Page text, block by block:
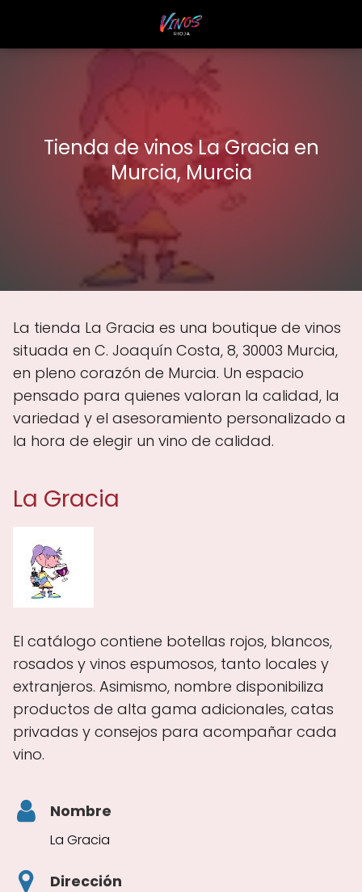
Tienda de vinos La Gracia en
Murcia, Murcia
La tienda La Gracia es una boutique de vinos
situada en C. Joaquín Costa, 8, 30003 Murcia,
en pleno corazón de Murcia. Un espacio
pensado para quienes valoran la calidad, la
variedad y el asesoramiento personalizado a
la hora de elegir un vino de calidad.
La Gracia
El catálogo contiene botellas rojos, blancos,
rosados y vinos espumosos, tanto locales y
extranjeros. Asimismo, nombre disponibiliza
productos de alta gama adicionales, catas
privadas y consejos para acompañar cada
vino.
Nombre
La Gracia
Dirección